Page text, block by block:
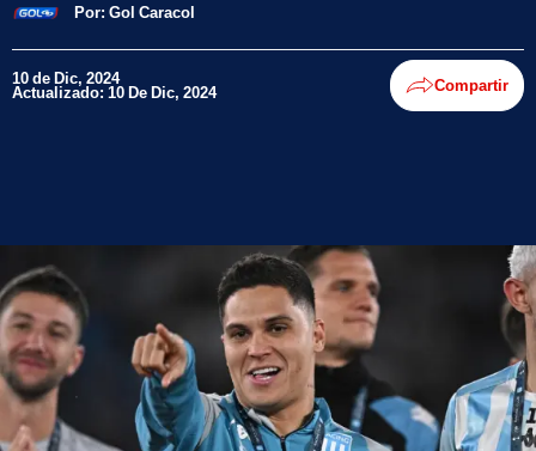
Por: Gol Caracol
10 de Dic, 2024
Actualizado: 10 De Dic, 2024 Compartir